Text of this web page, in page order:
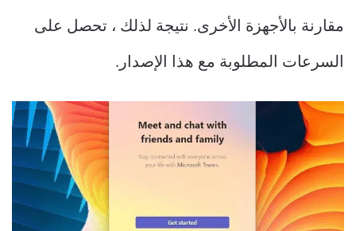
مقارنة بالأجهزة الأخرى. نتيجة لذلك ، تحصل على
السرعات المطلوبة مع هذا الإصدار.